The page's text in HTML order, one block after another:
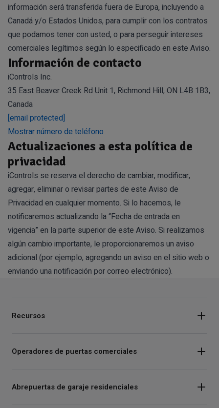
información será transferida fuera de Europa, incluyendo a
Canadá y/o Estados Unidos, para cumplir con los contratos
que podamos tener con usted, o para perseguir intereses
comerciales legítimos según lo especificado en este Aviso.
Información de contacto
iControls Inc.
35 East Beaver Creek Rd Unit 1, Richmond Hill, ON L4B 1B3,
Canada
[email protected]
Mostrar número de teléfono
Actualizaciones a esta política de
privacidad
iControls se reserva el derecho de cambiar, modificar,
agregar, eliminar o revisar partes de este Aviso de
Privacidad en cualquier momento. Si lo hacemos, le
notificaremos actualizando la “Fecha de entrada en
vigencia” en la parte superior de este Aviso. Si realizamos
algún cambio importante, le proporcionaremos un aviso
adicional (por ejemplo, agregando un aviso en el sitio web o
enviando una notificación por correo electrónico).
Recursos
Operadores de puertas comerciales
Abrepuertas de garaje residenciales